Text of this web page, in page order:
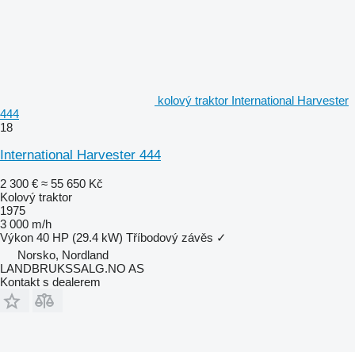
kolový traktor International Harvester
444
18
International Harvester 444
2 300 € ≈ 55 650 Kč
Kolový traktor
1975
3 000 m/h
Výkon 40 HP (29.4 kW) Tříbodový závěs ✓
Norsko, Nordland
LANDBRUKSSALG.NO AS
Kontakt s dealerem